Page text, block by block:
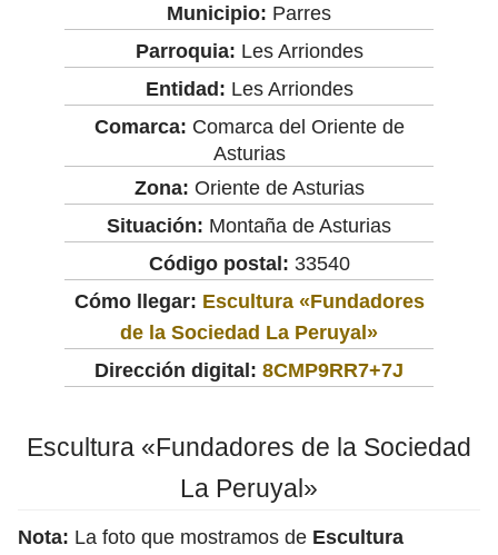
Municipio: Parres
Parroquia: Les Arriondes
Entidad: Les Arriondes
Comarca: Comarca del Oriente de
Asturias
Zona: Oriente de Asturias
Situación: Montaña de Asturias
Código postal: 33540
Cómo llegar: Escultura «Fundadores
de la Sociedad La Peruyal»
Dirección digital: 8CMP9RR7+7J
Escultura «Fundadores de la Sociedad
La Peruyal»
Nota: La foto que mostramos de Escultura